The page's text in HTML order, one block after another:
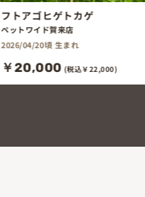
ニシアフリカトカゲモドキ
ペットワイド賀来店
2026/06/01頃 生まれ
男の仔
￥26,800 (税込￥29,480)